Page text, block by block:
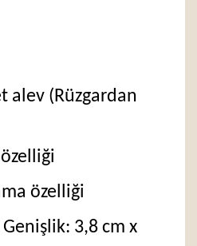
alev (Rüzgardan
özelliği
3,8 cm x